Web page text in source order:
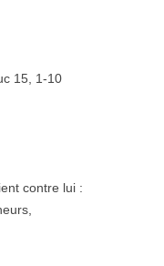
15, 1-10
contre lui :